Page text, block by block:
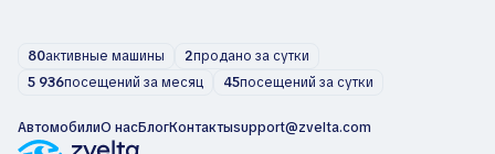
80активные машины 2продано за сутки
5 936посещений за месяц 45посещений за сутки
АвтомобилиО насБлогКонтактыsupport@zvelta.com